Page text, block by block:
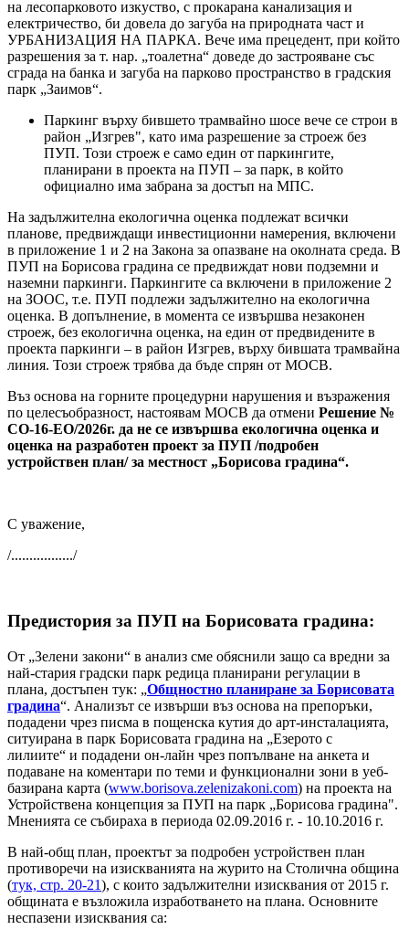
на лесопарковото изкуство, с прокарана канализация и
електричество, би довела до загуба на природната част и
УРБАНИЗАЦИЯ НА ПАРКА. Вече има прецедент, при който
разрешения за т. нар. „тоалетна“ доведе до застрояване със
сграда на банка и загуба на парково пространство в градския
парк „Заимов“.
Паркинг върху бившето трамвайно шосе вече се строи в
район „Изгрев", като има разрешение за строеж без
ПУП. Този строеж е само един от паркингите,
планирани в проекта на ПУП – за парк, в който
официално има забрана за достъп на МПС.
На задължителна екологична оценка подлежат всички
планове, предвиждащи инвестиционни намерения, включени
в приложение 1 и 2 на Закона за опазване на околната среда. В
ПУП на Борисова градина се предвиждат нови подземни и
наземни паркинги. Паркингите са включени в приложение 2
на ЗООС, т.е. ПУП подлежи задължително на екологична
оценка. В допълнение, в момента се извършва незаконен
строеж, без екологична оценка, на един от предвидените в
проекта паркинги – в район Изгрев, върху бившата трамвайна
линия. Този строеж трябва да бъде спрян от МОСВ.
Въз основа на горните процедурни нарушения и възражения
по целесъобразност, настоявам МОСВ да отмени Решение №
СО-16-ЕО/2026г. да не се извършва екологична оценка и
оценка на разработен проект за ПУП /подробен
устройствен план/ за местност „Борисова градина“.
С уважение,
/................./
Предистория за ПУП на Борисовата градина:
От „Зелени закони“ в анализ сме обяснили защо са вредни за
най-стария градски парк редица планирани регулации в
плана, достъпен тук: „Общностно планиране за Борисовата
градина“. Анализът се извърши въз основа на препоръки,
подадени чрез писма в пощенска кутия до арт-инсталацията,
ситуирана в парк Борисовата градина на „Езерото с
лилиите“ и подадени он-лайн чрез попълване на анкета и
подаване на коментари по теми и функционални зони в уеб-
базирана карта (www.borisova.zelenizakoni.com) на проекта на
Устройствена концепция за ПУП на парк „Борисова градина".
Мненията се събираха в периода 02.09.2016 г. - 10.10.2016 г.
В най-общ план, проектът за подробен устройствен план
противоречи на изискванията на журито на Столична община
(тук, стр. 20-21), с които задължителни изисквания от 2015 г.
общината е възложила изработването на плана. Основните
неспазени изисквания са: